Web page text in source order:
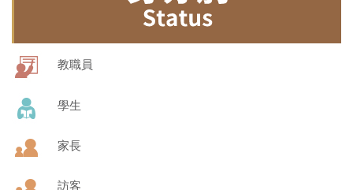
教職員
學生
家長
訪客